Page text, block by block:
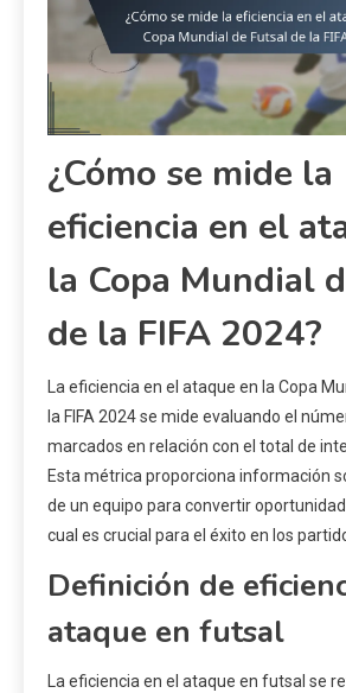
¿Cómo se mide la
eficiencia en el
la Copa Mundial
de la FIFA 2024?
La eficiencia en el ataque en la Copa
la FIFA 2024 se mide evaluando el
marcados en relación con el total de
Esta métrica proporciona información
de un equipo para convertir
cual es crucial para el éxito en los
Definición de
ataque en futsal
La eficiencia en el ataque en futsal se